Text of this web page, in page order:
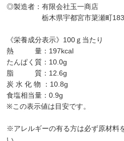
◎製造者：有限会社玉一商店
栃木県宇都宮市簗瀬町
《栄養成分表示》100ｇ当たり
熱 量：197kcal
たんぱく質：10.0g
脂 質：12.6g
炭 水 化 物 ：10.8g
食塩相当量：0.9g
※この表示値は目安です。
※アレルギーの有る方は必ず原材料
い。